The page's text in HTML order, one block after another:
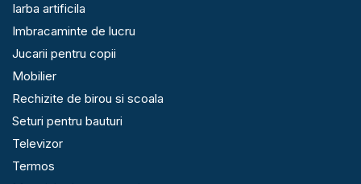
Iarba artificila
Imbracaminte de lucru
Jucarii pentru copii
Mobilier
Rechizite de birou si scoala
Seturi pentru bauturi
Televizor
Termos